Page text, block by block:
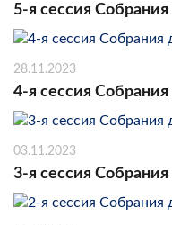
5-я сессия
28.11.2023
4-я сессия
03.11.2023
3-я сессия